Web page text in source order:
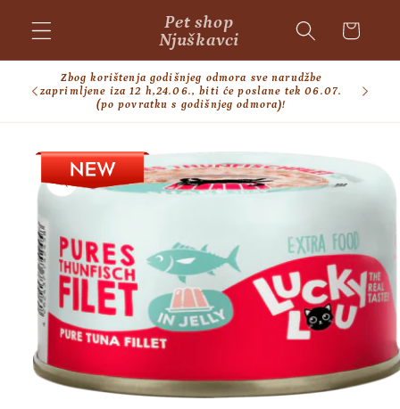
content
Pet shop
Njuškavci
Cart
Zbog korištenja godišnjeg odmora sve narudžbe
zaprimljene iza 12 h,24.06., biti će poslane tek 06.07.
(po povratku s godišnjeg odmora)!
Skip to
product
information